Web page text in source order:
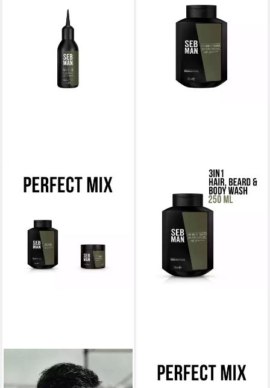
Haargel SEB MAN THE HERO
Haarshampoo SEB MAN THE